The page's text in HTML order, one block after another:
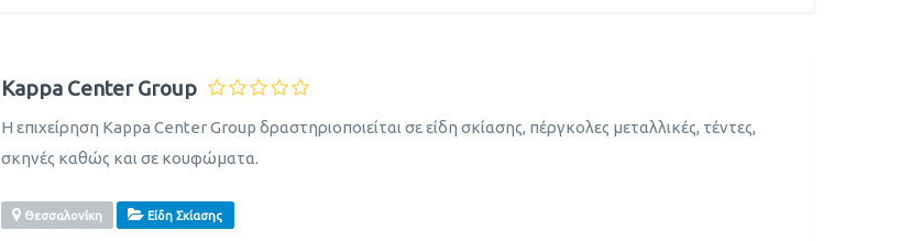
Kappa Center Group
Η επιχείρηση Kappa Center Group δραστηριοποιείται σε είδη σκίασης, πέργκολες μεταλλικές, τέντες,
σκηνές καθώς και σε κουφώματα.
Θεσσαλονίκη Είδη Σκίασης